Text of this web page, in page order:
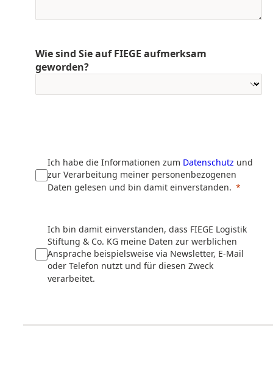
Wie sind Sie auf FIEGE aufmerksam
geworden?
Ich habe die Informationen zum Datenschutz und
zur Verarbeitung meiner personenbezogenen
Daten gelesen und bin damit einverstanden.
Ich bin damit einverstanden, dass FIEGE Logistik
Stiftung & Co. KG meine Daten zur werblichen
Ansprache beispielsweise via Newsletter, E-Mail
oder Telefon nutzt und für diesen Zweck
verarbeitet.